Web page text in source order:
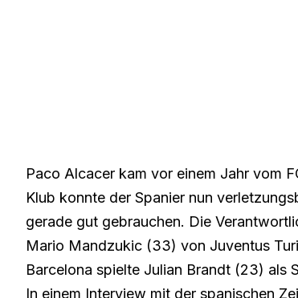
Paco Alcacer kam vor einem Jahr vom
Klub konnte der Spanier nun
gerade gut gebrauchen. Die
Mario Mandzukic (33) von Juventus
Barcelona spielte Julian Brandt (23) als
In einem Interview mit der spanischen